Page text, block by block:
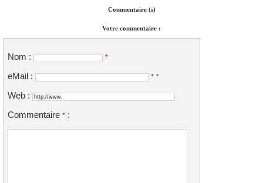
Commentaire (s)
Votre commentaire :
Nom : *
eMail : * *
Web :
Commentaire * :